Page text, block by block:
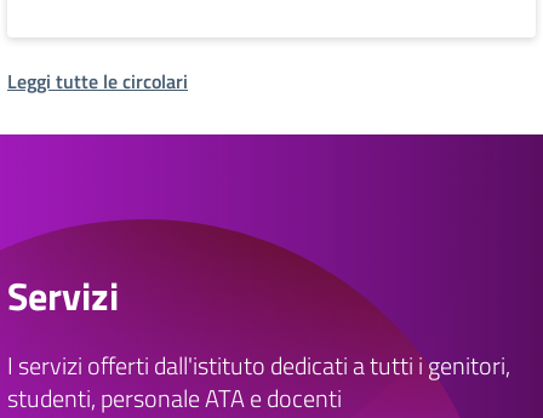
Leggi tutte le circolari
Servizi
I servizi offerti dall'istituto dedicati a tutti i genitori,
studenti, personale ATA e docenti